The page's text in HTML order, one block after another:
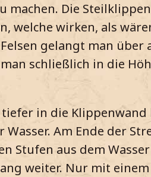
machen. Die
welche wirken, als
gelangt man
schließlich in die
in die
Am Ende der
Stufen aus dem
weiter. Nur mit